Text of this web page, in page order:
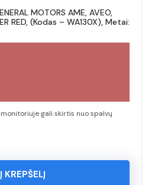
MOTORS AME, AVEO,
RED, (Kodas – WA130X), Metai:
gali skirtis nuo spalvų
Į KREPŠELĮ